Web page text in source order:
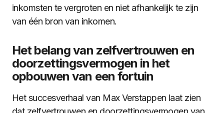
inkomsten te vergroten en niet afhankelijk te zijn
van één bron van inkomen.
Het belang van zelfvertrouwen en
doorzettingsvermogen in het
opbouwen van een fortuin
Het succesverhaal van Max Verstappen laat zien